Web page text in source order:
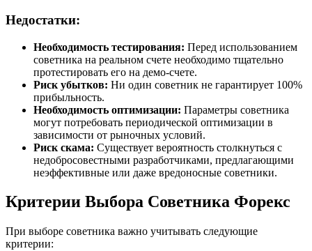
Недостатки:
Необходимость тестирования: Перед использованием
советника на реальном счете необходимо тщательно
протестировать его на демо-счете.
Риск убытков: Ни один советник не гарантирует 100%
прибыльность.
Необходимость оптимизации: Параметры советника
могут потребовать периодической оптимизации в
зависимости от рыночных условий.
Риск скама: Существует вероятность столкнуться с
недобросовестными разработчиками, предлагающими
неэффективные или даже вредоносные советники.
Критерии Выбора Советника Форекс
При выборе советника важно учитывать следующие
критерии: